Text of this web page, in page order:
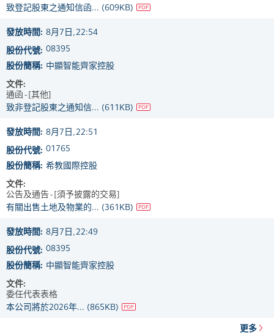
致登記股東之通知信函... (609KB)
發放時間: 8月7日, 22:54
股份代號: 08395
股份簡稱: 中顯智能齊家控股
文件:
通函 - [其他]
致非登記股東之通知信... (611KB)
發放時間: 8月7日, 22:51
股份代號: 01765
股份簡稱: 希教國際控股
文件:
公告及通告 - [須予披露的交易]
有關出售土地及物業的... (361KB)
發放時間: 8月7日, 22:49
股份代號: 08395
股份簡稱: 中顯智能齊家控股
文件:
委任代表表格
本公司將於2026年... (865KB)
更多